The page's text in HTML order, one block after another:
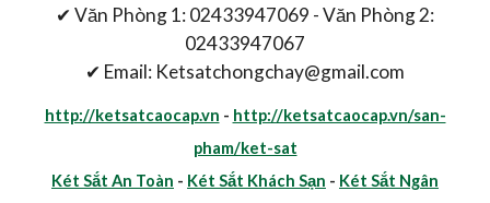
✔ Văn Phòng 1: 02433947069 - Văn Phòng 2:
02433947067
✔ Email: Ketsatchongchay@gmail.com
http://ketsatcaocap.vn - http://ketsatcaocap.vn/san-
pham/ket-sat
Két Sắt An Toàn - Két Sắt Khách Sạn - Két Sắt Ngân